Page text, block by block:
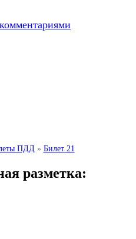
ПДД » Билет 21
разметка: